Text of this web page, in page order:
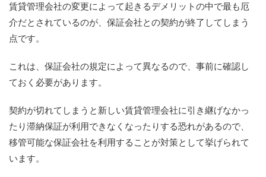
賃貸管理会社の変更によって起きるデメリットの中で最も厄
介だとされているのが、保証会社との契約が終了してしまう
点です。
これは、保証会社の規定によって異なるので、事前に確認し
ておく必要があります。
契約が切れてしまうと新しい賃貸管理会社に引き継げなかっ
たり滞納保証が利用できなくなったりする恐れがあるので、
移管可能な保証会社を利用することが対策として挙げられて
います。